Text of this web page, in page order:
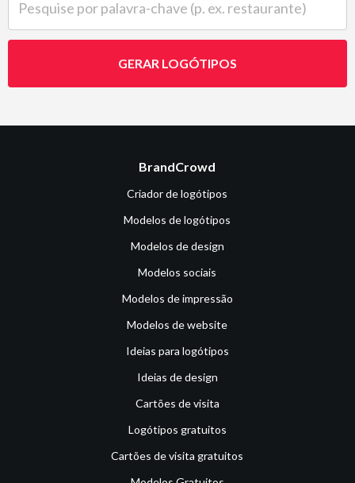
GERAR LOGÓTIPOS
BrandCrowd
Criador de logótipos
Modelos de logótipos
Modelos de design
Modelos sociais
Modelos de impressão
Modelos de website
Ideias para logótipos
Ideias de design
Cartões de visita
Logótipos gratuitos
Cartões de visita gratuitos